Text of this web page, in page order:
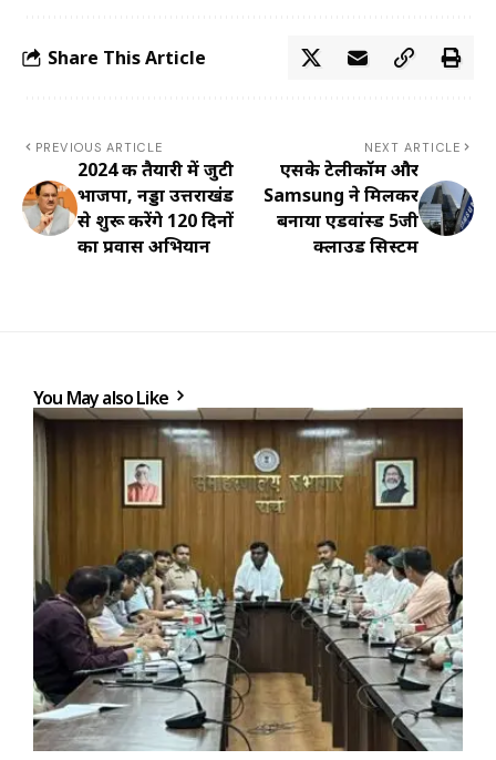
Share This Article
PREVIOUS ARTICLE
2024 की तैयारी में जुटी
भाजपा, नड्डा उत्तराखंड
से शुरू करेंगे 120 दिनों
का प्रवास अभियान
NEXT ARTICLE
एसके टेलीकॉम और
Samsung ने मिलकर
बनाया एडवांस्ड 5जी
क्लाउड सिस्टम
You May also Like